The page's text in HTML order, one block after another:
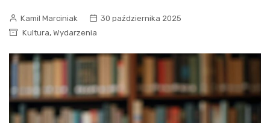
Kamil Marciniak
30 października 2025
Kultura, Wydarzenia